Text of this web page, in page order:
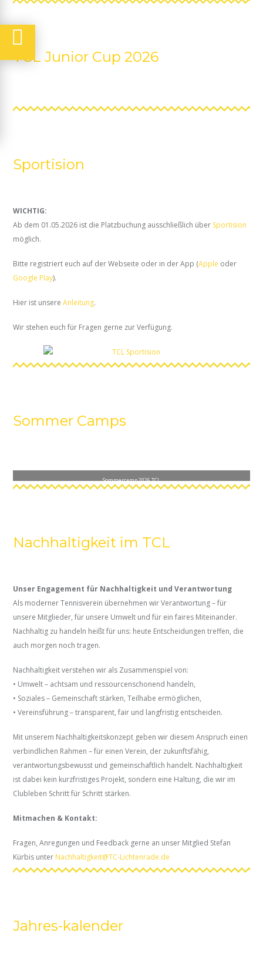
TCL Junior Cup 2026
Sportision
WICHTIG:
Ab dem 01.05.2026 ist die Platzbuchung ausschließlich über Sportision
möglich.
Bitte registriert euch auf der Webseite oder in der App (Apple oder
Google Play).
Hier ist unsereAnleitung.
Wir stehen euch für Fragen gerne zur Verfügung.
Sommer Camps
Sommercamp 2026 TCL
Nachhaltigkeit im TCL
Unser Engagement für Nachhaltigkeit und Verantwortung
Als moderner Tennisverein übernehmen wir Verantwortung – für
unsere Mitglieder, für unsere Umwelt und für ein faires Miteinander.
Nachhaltig zu handeln heißt für uns: heute Entscheidungen treffen, die
auch morgen noch tragen.
Nachhaltigkeit verstehen wir als Zusammenspiel von:
• Umwelt – achtsam und ressourcenschonend handeln,
• Soziales – Gemeinschaft stärken, Teilhabe ermöglichen,
• Vereinsführung – transparent, fair und langfristig entscheiden.
Mit unserem Nachhaltigkeitskonzept geben wir diesem Anspruch einen
verbindlichen Rahmen – für einen Verein, der zukunftsfähig,
verantwortungsbewusst und gemeinschaftlich handelt. Nachhaltigkeit
ist dabei kein kurzfristiges Projekt, sondern eine Haltung, die wir im
Clubleben Schritt für Schritt stärken.
Mitmachen & Kontakt:
Fragen, Anregungen und Feedback gerne an unser Mitglied Stefan
Kürbis unter Nachhaltigkeit@TC-Lichtenrade.de
Jahres-kalender